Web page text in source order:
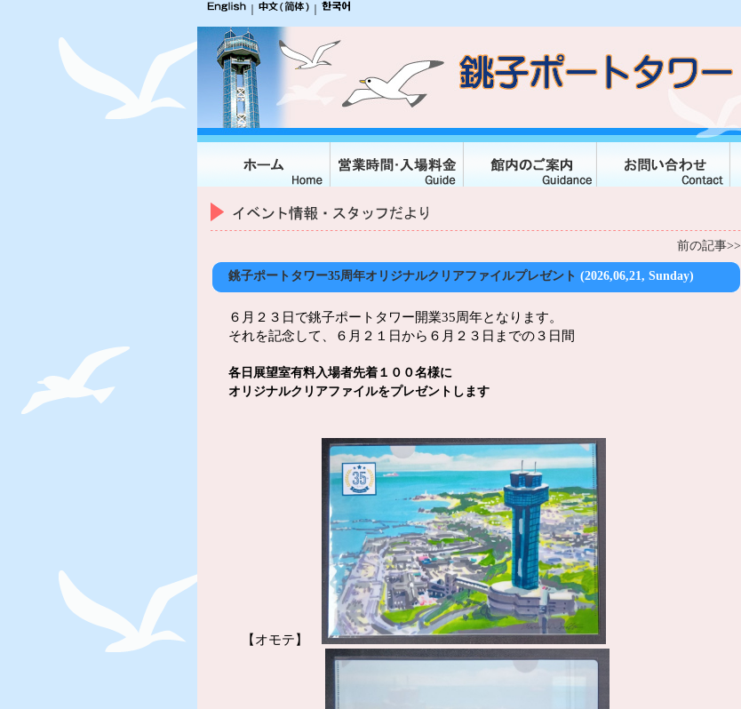
前の記事>>
銚子ポートタワー35周年オリジナルクリアファイルプレゼント (2026,06,21, Sunday)
６月２３日で銚子ポートタワー開業35周年となります。
それを記念して、６月２１日から６月２３日までの３日間
各日展望室有料入場者先着１００名様に
オリジナルクリアファイルをプレゼントします
【オモテ】